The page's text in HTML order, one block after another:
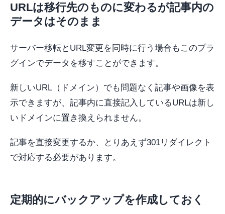
URLは移行先のものに変わるが記事内の
データはそのまま
サーバー移転とURL変更を同時に行う場合もこのプラ
グインでデータを移すことができます。
新しいURL（ドメイン）でも問題なく記事や画像を表
示できますが、記事内に直接記入しているURLは新し
いドメインに置き換えられません。
記事を直接変更するか、とりあえず301リダイレクト
で対応する必要があります。
定期的にバックアップを作成しておく